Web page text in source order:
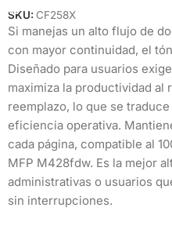
SKU: CF258X
Si manejas un alto flujo de
con mayor continuidad, el
Diseñado para usuarios
maximiza la productividad
reemplazo, lo que se
eficiencia operativa.
cada página, compatible al
MFP M428fdw. Es la mejor
administrativas o usuarios
sin interrupciones.